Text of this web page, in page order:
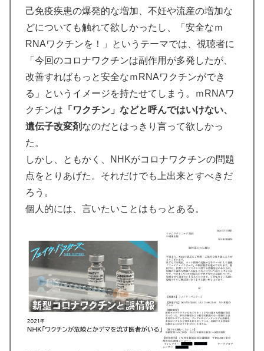
己免疫疾患の爆発的な増加、不妊や流産の増加な
どについても触れて欲しかったし、「安全なｍ
RNAワクチンを！」というテーマでは、視聴者に
「今回のコロナワクチンは副作用が多発したが、
改善すればもっと安全なｍRNAワクチンができ
る」というイメージを持たせてしまう。ｍRNAワ
クチンは 「ワクチン」などと呼んではいけない、
遺伝子改変剤 なのだとはっきり言って欲しかっ
た。
しかし、ともかく、NHKがコロナワクチンの問題
点をとりあげた。それだけでも上出来とすべきだ
ろう。
個人的には、言いたいことはもっとある。